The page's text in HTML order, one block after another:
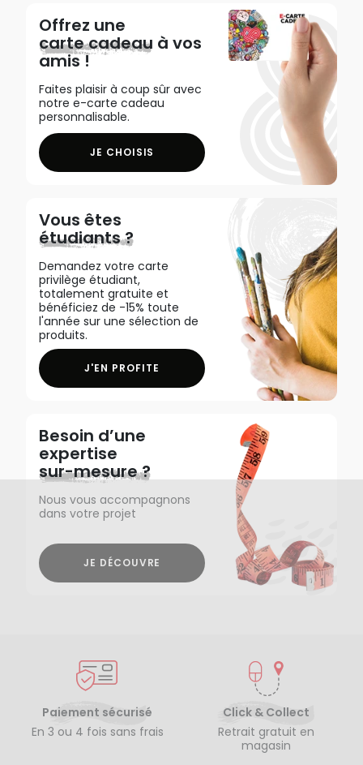
Offrez une
carte cadeau à vos
amis !
Faites plaisir à coup sûr avec
notre e-carte cadeau
personnalisable.
JE CHOISIS
Vous êtes
étudiants ?
Demandez votre carte
privilège étudiant,
totalement gratuite et
bénéficiez de -15% toute
l'année sur une sélection de
produits.
J'EN PROFITE
Besoin d’une
expertise
sur-mesure ?
Nous vous accompagnons
dans votre projet
JE DÉCOUVRE
Paiement sécurisé
En 3 ou 4 fois sans frais
Click & Collect
Retrait gratuit en
magasin